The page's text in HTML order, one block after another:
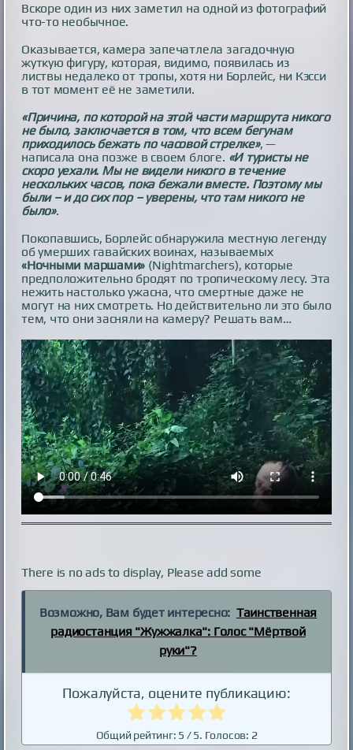
Вскоре один из них заметил на одной из фотографий
что-то необычное.
Оказывается, камера запечатлела загадочную
жуткую фигуру, которая, видимо, появилась из
листвы недалеко от тропы, хотя ни Борлейс, ни Кэсси
в тот момент её не заметили.
«Причина, по которой на этой части маршрута никого
не было, заключается в том, что всем бегунам
приходилось бежать по часовой стрелке», —
написала она позже в своем блоге. «И туристы не
скоро уехали. Мы не видели никого в течение
нескольких часов, пока бежали вместе. Поэтому мы
были – и до сих пор – уверены, что там никого не
было».
Покопавшись, Борлейс обнаружила местную легенду
об умерших гавайских воинах, называемых
«Ночными маршами» (Nightmarchers), которые
предположительно бродят по тропическому лесу. Эта
нежить настолько ужасна, что смертные даже не
могут на них смотреть. Но действительно ли это было
тем, что они засняли на камеру? Решать вам…
There is no ads to display, Please add some
Возможно, Вам будет интересно: Таинственная
радиостанция "Жужжалка": Голос "Мёртвой
руки"?
Пожалуйста, оцените публикацию:
Общий рейтинг: 5 / 5. Голосов: 2